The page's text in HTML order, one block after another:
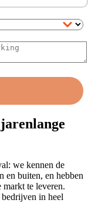
we kennen de
en buiten, en hebben
markt te leveren.
in heel